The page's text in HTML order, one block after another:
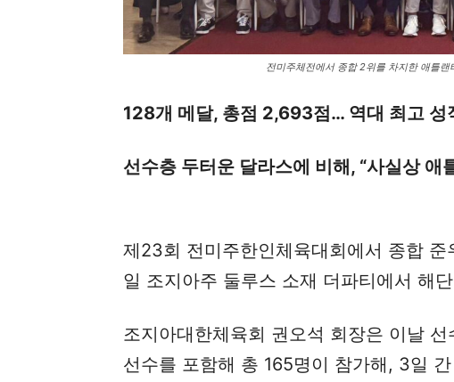
전미주체전에서 종합 2위를 차지한 애틀
128개 메달, 총점 2,693점… 역대 최고 성
선수층 두터운 달라스에 비해, “사실상 애
제23회 전미주한인체육대회에서 종합
일 조지아주 둘루스 소재 더파티에서 해
조지아대한체육회 권오석 회장은 이날
선수를 포함해 총 165명이 참가해, 3일